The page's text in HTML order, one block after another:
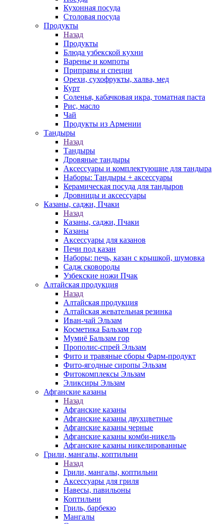
Кухонная посуда
Столовая посуда
Продукты
Назад
Продукты
Блюда узбекской кухни
Варенье и компоты
Приправы и специи
Орехи, сухофрукты, халва, мед
Курт
Соленья, кабачковая икра, томатная паста
Рис, масло
Чай
Продукты из Армении
Тандыры
Назад
Тандыры
Дровяные тандыры
Аксессуары и комплектующие для тандыра
Наборы: Тандыры + аксессуары
Керамическая посуда для тандыров
Дровницы и аксессуары
Казаны, саджи, Пчаки
Назад
Казаны, саджи, Пчаки
Казаны
Аксессуары для казанов
Печи под казан
Наборы: печь, казан с крышкой, шумовка
Садж сковороды
Узбекские ножи Пчак
Алтайская продукция
Назад
Алтайская продукция
Алтайская жевательная резинка
Иван-чай Эльзам
Косметика Бальзам гор
Мумиё Бальзам гор
Прополис-спрей Эльзам
Фито и травяные сборы Фарм-продукт
Фито-ягодные сиропы Эльзам
Фитокомплексы Эльзам
Эликсиры Эльзам
Афганские казаны
Назад
Афганские казаны
Афганские казаны двухцветные
Афганские казаны черные
Афганские казаны комби-никель
Афганские казаны никелированные
Грили, мангалы, коптильни
Назад
Грили, мангалы, коптильни
Аксессуары для гриля
Навесы, павильоны
Коптильни
Гриль, барбекю
Мангалы